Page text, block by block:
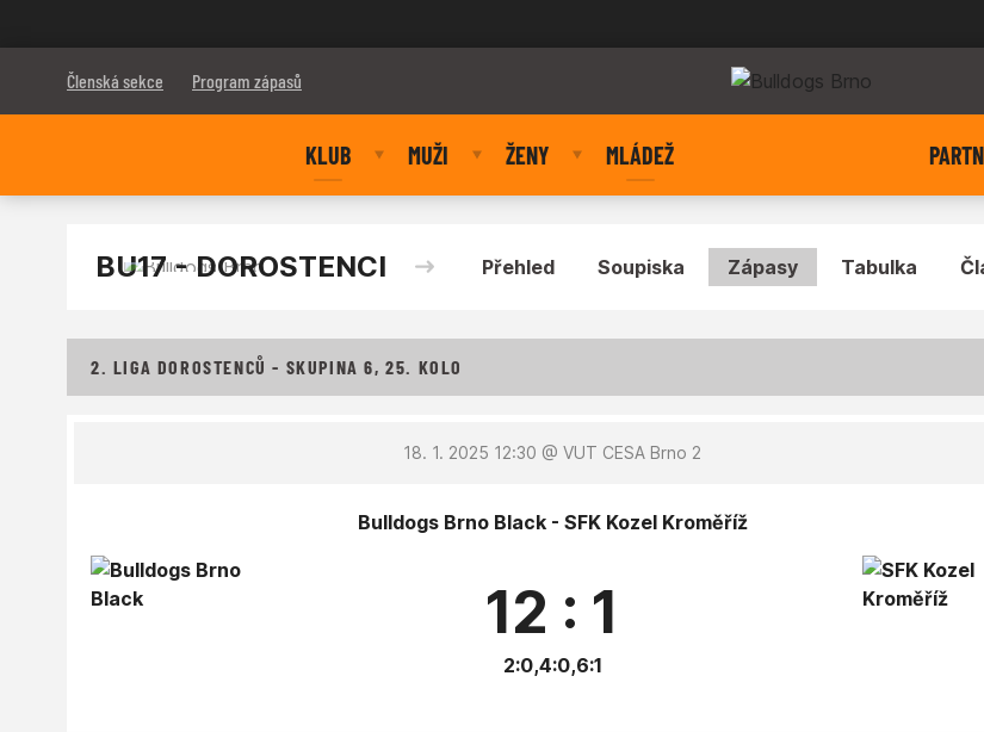
Členská sekce Program zápasů
KLUB MUŽI ŽENY MLÁDEŽ
BU17 - DOROSTENCI Přehled Soupiska Zápasy Tabulka
2. LIGA DOROSTENCŮ - SKUPINA 6, 25. KOLO
18. 1. 2025 12:30 @ VUT CESA Brno 2
Bulldogs Brno Black - SFK Kozel Kroměříž
12 : 1
2:0,4:0,6:1